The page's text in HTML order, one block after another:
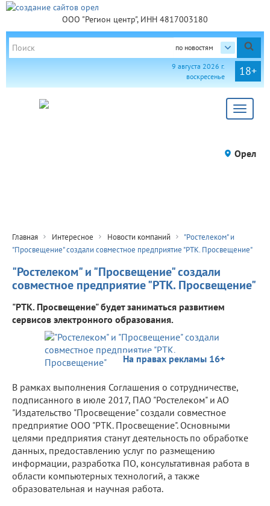
ООО "Регион центр", ИНН 4817003180
по новостям
18+
9 августа 2026 г.
воскресенье
Toggle
Орел
Главная Интересное Новости компаний
"Ростелеком" и
"Просвещение" создали совместное предприятие "РТК. Просвещение"
"Ростелеком" и "Просвещение" создали
совместное предприятие "РТК. Просвещение"
"РТК. Просвещение" будет заниматься развитием
сервисов электронного образования.
На правах рекламы 16+
В рамках выполнения Соглашения о сотрудничестве,
подписанного в июле 2017, ПАО "Ростелеком" и АО
"Издательство "Просвещение" создали совместное
предприятие ООО "РТК. Просвещение". Основными
целями предприятия станут деятельность по обработке
данных, предоставлению услуг по размещению
информации, разработка ПО, консультативная работа в
области компьютерных технологий, а также
образовательная и научная работа.